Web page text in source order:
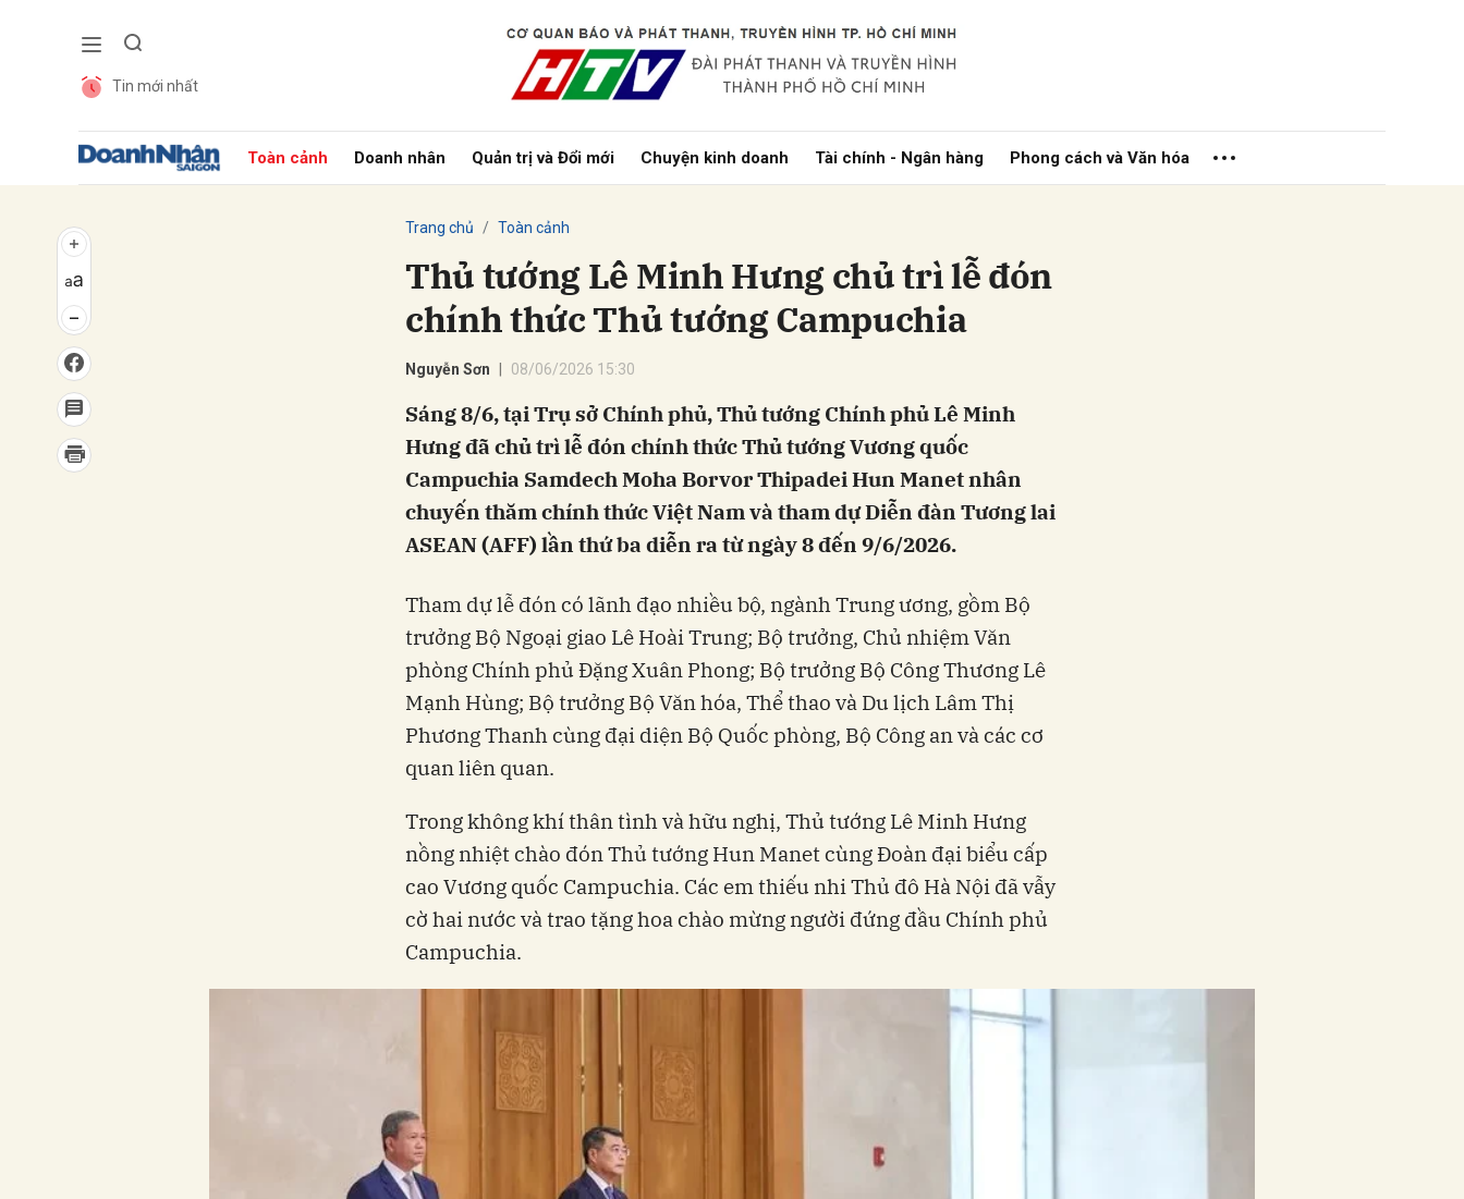
Tin mới nhất
Toàn cảnh Doanh nhân Quản trị và Đổi mới Chuyện kinh doanh Tài chính - Ngân hàng Phong cách và Văn hóa
Trang chủ Toàn cảnh
Thủ tướng Lê Minh Hưng chủ trì lễ đón
chính thức Thủ tướng Campuchia
Nguyễn Sơn 08/06/2026 15:30
Sáng 8/6, tại Trụ sở Chính phủ, Thủ tướng Chính phủ Lê Minh
Hưng đã chủ trì lễ đón chính thức Thủ tướng Vương quốc
Campuchia Samdech Moha Borvor Thipadei Hun Manet nhân
chuyến thăm chính thức Việt Nam và tham dự Diễn đàn Tương lai
ASEAN (AFF) lần thứ ba diễn ra từ ngày 8 đến 9/6/2026.
Tham dự lễ đón có lãnh đạo nhiều bộ, ngành Trung ương, gồm Bộ
trưởng Bộ Ngoại giao Lê Hoài Trung; Bộ trưởng, Chủ nhiệm Văn
phòng Chính phủ Đặng Xuân Phong; Bộ trưởng Bộ Công Thương Lê
Mạnh Hùng; Bộ trưởng Bộ Văn hóa, Thể thao và Du lịch Lâm Thị
Phương Thanh cùng đại diện Bộ Quốc phòng, Bộ Công an và các cơ
quan liên quan.
Trong không khí thân tình và hữu nghị, Thủ tướng Lê Minh Hưng
nồng nhiệt chào đón Thủ tướng Hun Manet cùng Đoàn đại biểu cấp
cao Vương quốc Campuchia. Các em thiếu nhi Thủ đô Hà Nội đã vẫy
cờ hai nước và trao tặng hoa chào mừng người đứng đầu Chính phủ
Campuchia.